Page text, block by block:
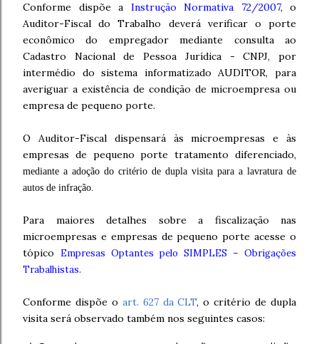
Conforme dispõe a Instrução Normativa 72/2007, o
Auditor-Fiscal do Trabalho deverá verificar o porte
econômico do empregador mediante consulta ao
Cadastro Nacional de Pessoa Jurídica - CNPJ, por
intermédio do sistema informatizado AUDITOR, para
averiguar a existência de condição de microempresa ou
empresa de pequeno porte.
O Auditor-Fiscal dispensará às microempresas e às
empresas de pequeno porte tratamento diferenciado,
mediante a adoção do critério de dupla visita para a lavratura de
autos de infração.
Para maiores detalhes sobre a fiscalização nas
microempresas e empresas de pequeno porte acesse o
tópico Empresas Optantes pelo SIMPLES – Obrigações
Trabalhistas.
Conforme dispõe o art. 627 da CLT, o critério de dupla
visita será observado também nos seguintes casos: